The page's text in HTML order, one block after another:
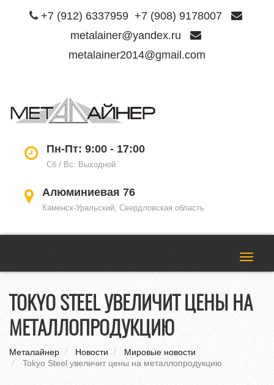
+7 (912) 6337959 +7 (908) 9178007
metalainer@yandex.ru
metalainer2014@gmail.com
Пн-Пт: 9:00 - 17:00
Сб / Вс: Выходной
Алюминиевая 76
Каменск-Уральский, Свердловская область
TOKYO STEEL УВЕЛИЧИТ ЦЕНЫ НА
МЕТАЛЛОПРОДУКЦИЮ
Металайнер Новости
Мировые новости
Tokyo Steel увеличит цены на металлопродукцию